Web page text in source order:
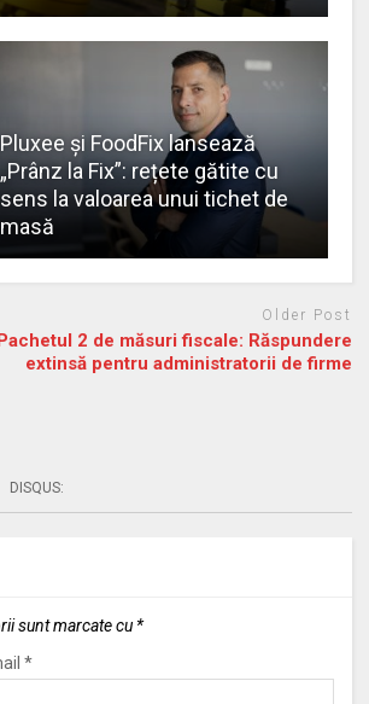
Pluxee și FoodFix lansează
„Prânz la Fix”: rețete gătite cu
sens la valoarea unui tichet de
masă
Older Post
2 de măsuri fiscale: Răspundere
extinsă pentru administratorii de firme
DISQUS:
sunt marcate cu *
*